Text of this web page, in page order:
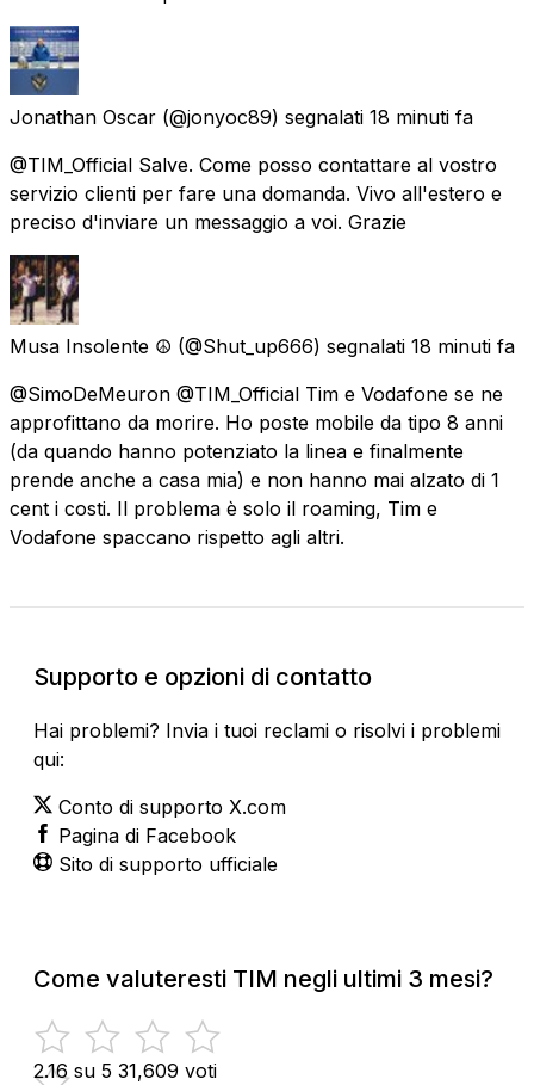
Jonathan Oscar (@jonyoc89) segnalati 18 minuti fa
@TIM_Official Salve. Come posso contattare al vostro
servizio clienti per fare una domanda. Vivo all'estero e
preciso d'inviare un messaggio a voi. Grazie
Musa Insolente ☮️ (@Shut_up666) segnalati 18 minuti fa
@SimoDeMeuron @TIM_Official Tim e Vodafone se ne
approfittano da morire. Ho poste mobile da tipo 8 anni
(da quando hanno potenziato la linea e finalmente
prende anche a casa mia) e non hanno mai alzato di 1
cent i costi. Il problema è solo il roaming, Tim e
Vodafone spaccano rispetto agli altri.
Supporto e opzioni di contatto
Hai problemi? Invia i tuoi reclami o risolvi i problemi
qui:
Conto di supporto X.com
Pagina di Facebook
Sito di supporto ufficiale
Come valuteresti TIM negli ultimi 3 mesi?
2.16 su 5 31,609 voti